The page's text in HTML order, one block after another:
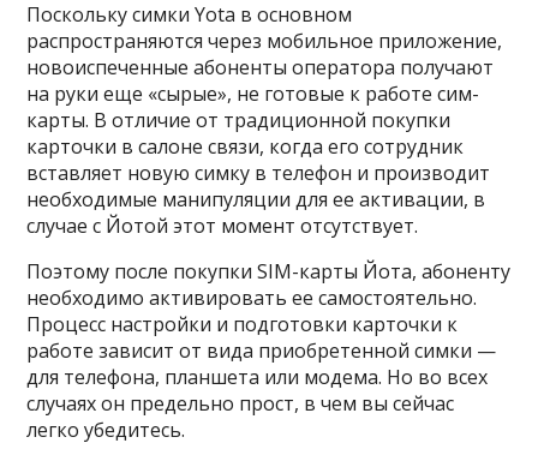
Поскольку симки Yota в основном
распространяются через мобильное приложение,
новоиспеченные абоненты оператора получают
на руки еще «сырые», не готовые к работе сим-
карты. В отличие от традиционной покупки
карточки в салоне связи, когда его сотрудник
вставляет новую симку в телефон и производит
необходимые манипуляции для ее активации, в
случае с Йотой этот момент отсутствует.
Поэтому после покупки SIM-карты Йота, абоненту
необходимо активировать ее самостоятельно.
Процесс настройки и подготовки карточки к
работе зависит от вида приобретенной симки —
для телефона, планшета или модема. Но во всех
случаях он предельно прост, в чем вы сейчас
легко убедитесь.